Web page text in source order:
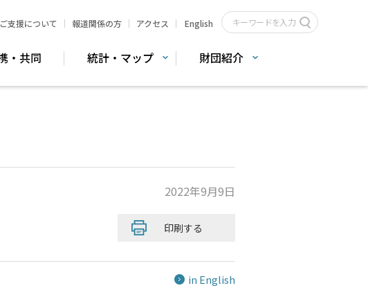
ご支援について 報道関係の方 アクセス English
・共同 統計・マップ 財団紹介
2022年9月9日
印刷する
in English